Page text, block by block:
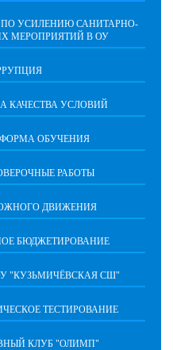
УСИЛЕНИЮ САНИТАРНО-
МЕРОПРИЯТИЙ В ОУ
КАЧЕСТВА УСЛОВИЙ
ОБУЧЕНИЯ
РАБОТЫ
ДВИЖЕНИЯ
БЮДЖЕТИРОВАНИЕ
"КУЗЬМИЧЁВСКАЯ СШ"
ТЕСТИРОВАНИЕ
КЛУБ "ОЛИМП"